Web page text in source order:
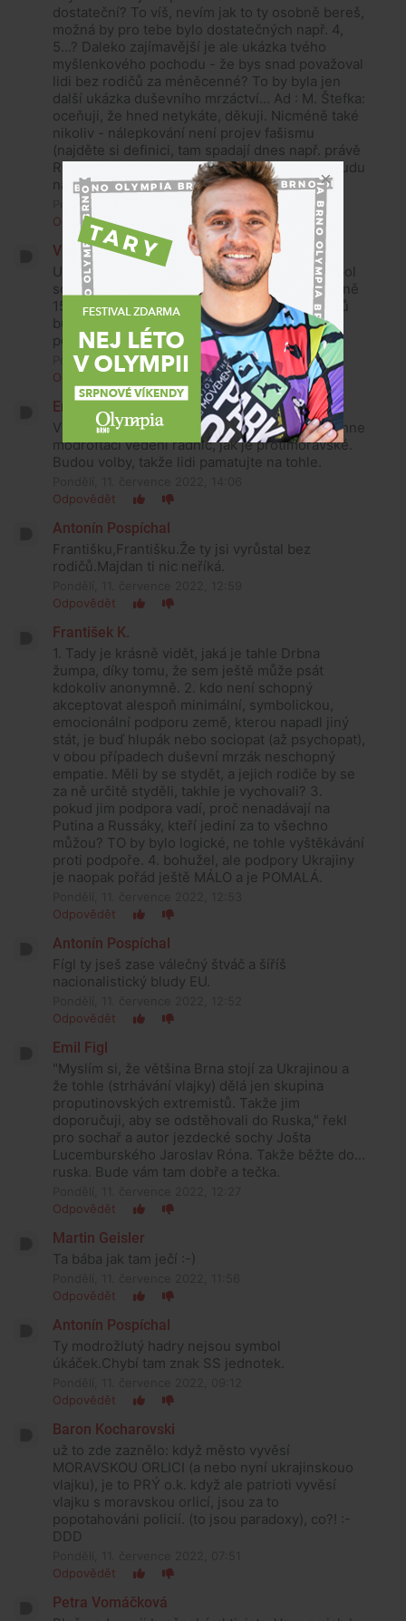
dostateční? To víš, nevím jak to ty osobně bereš,
možná by pro tebe bylo dostatečných např. 4,
5...? Daleko zajímavější je ale ukázka tvého
myšlenkového pochodu - že bys snad považoval
lidi bez rodičů za méněcenné? To by byla jen
další ukázka duševního mrzáctví... Ad : M. Štefka:
oceňuji, že hned netykáte, děkuji. Nicméně také
nikoliv - nálepkování není projev fašismu
(najděte si definici, tam spadají dnes např. právě
Russáci), zkuste něco jiného, prosím, třeba budu
nakonec souhlasit...
Pondělí, 11. července 2022, 14:25
Odpovědět
Vlastimil Krátký
Ukrajinskou vlajku na sochu Jošta , jako symbol
solidarity s napadenou Ukrajinou vrátit. Skupině
15-20 neohenleinovců a křiklounů co za zvuků
bubnů ukrajinskou vlajku strhli a místo ní
pověsili Orlici bych neustupovat !
Pondělí, 11. července 2022, 14:23
Odpovědět
Em Kresová
Vlastně je to dobře. Jen ať lidi vidí kam nás táhne
modroftačí vedení radníc, jak je protimoravské.
Budou volby, takže lidi pamatujte na tohle.
Odpovědět
Antonín Pospíchal
Františku,Františku.Že ty jsi vyrůstal bez
rodičů.Majdan ti nic neříká.
Odpovědět
František K.
1. Tady je krásně vidět, jaká je tahle Drbna
žumpa, díky tomu, že sem ještě může psát
kdokoliv anonymně. 2. kdo není schopný
akceptovat alespoň minimální, symbolickou,
emocionální podporu země, kterou napadl jiný
stát, je buď hlupák nebo sociopat (až psychopat),
v obou případech duševní mrzák neschopný
empatie. Měli by se stydět, a jejich rodiče by se
za ně určitě styděli, takhle je vychovali? 3.
pokud jim podpora vadí, proč nenadávají na
Putina a Russáky, kteří jediní za to všechno
můžou? TO by bylo logické, ne tohle vyštěkávání
proti podpoře. 4. bohužel, ale podpory Ukrajiny
je naopak pořád ještě MÁLO a je POMALÁ.
Odpovědět
Antonín Pospíchal
Fígl ty jseš zase válečný štváč a šíříš
nacionalistický bludy EU.
Odpovědět
Emil Figl
"Myslím si, že většina Brna stojí za Ukrajinou a
že tohle (strhávání vlajky) dělá jen skupina
proputinovských extremistů. Takže jim
doporučuji, aby se odstěhovali do Ruska," řekl
pro sochař a autor jezdecké sochy Jošta
Lucemburského Jaroslav Róna. Takže běžte do...
ruska. Bude vám tam dobře a tečka.
Odpovědět
Martin Geisler
Ta bába jak tam ječí :-)
Odpovědět
Antonín Pospíchal
Ty modrožlutý hadry nejsou symbol
úkáček.Chybí tam znak SS jednotek.
Odpovědět
Baron Kocharovski
už to zde zaznělo: když město vyvěsí
MORAVSKOU ORLICI (a nebo nyní ukrajinskouo
vlajku), je to PRÝ o.k. když ale patrioti vyvěsí
vlajku s moravskou orlicí, jsou za to
popotahováni policií. (to jsou paradoxy), co?! :-
DDD
Odpovědět
Petra Vomáčková